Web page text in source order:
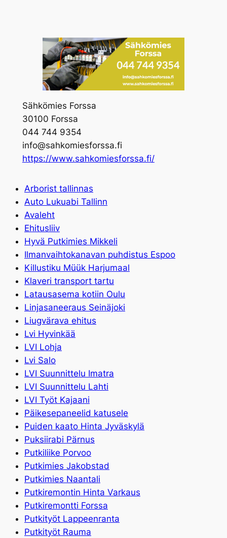
Sähkömies Forssa
30100 Forssa
044 744 9354
info@sahkomiesforssa.fi
https://www.sahkomiesforssa.fi/
Arborist tallinnas
Auto Lukuabi Tallinn
Avaleht
Ehitusliiv
Hyvä Putkimies Mikkeli
Ilmanvaihtokanavan puhdistus Espoo
Killustiku Müük Harjumaal
Klaveri transport tartu
Latausasema kotiin Oulu
Linjasaneeraus Seinäjoki
Liugvärava ehitus
Lvi Hyvinkää
LVI Lohja
Lvi Salo
LVI Suunnittelu Imatra
LVI Suunnittelu Lahti
LVI Työt Kajaani
Päikesepaneelid katusele
Puiden kaato Hinta Jyväskylä
Puksiirabi Pärnus
Putkiliike Porvoo
Putkimies Jakobstad
Putkimies Naantali
Putkiremontin Hinta Varkaus
Putkiremontti Forssa
Putkityöt Lappeenranta
Putkityöt Rauma